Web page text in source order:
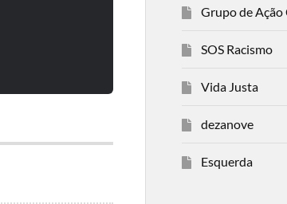
Grupo de
SOS Racismo
Vida Justa
dezanove
Esquerda